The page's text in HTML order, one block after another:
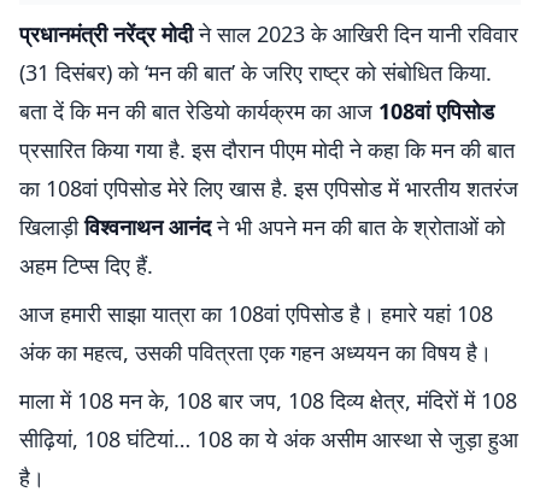
प्रधानमंत्री नरेंद्र मोदीने साल 2023 के आखिरी दिन यानी रविवार
(31 दिसंबर) को ‘मन की बात’ के जरिए राष्ट्र को संबोधित किया.
बता दें कि मन की बात रेडियो कार्यक्रम का आज 108वां एपिसोड
प्रसारित किया गया है. इस दौरान पीएम मोदी ने कहा कि मन की बात
का 108वां एपिसोड मेरे लिए खास है. इस एपिसोड में भारतीय शतरंज
खिलाड़ीविश्वनाथन आनंदने भी अपने मन की बात के श्रोताओं को
अहम टिप्स दिए हैं.
आज हमारी साझा यात्रा का 108वां एपिसोड है। हमारे यहां 108
अंक का महत्व, उसकी पवित्रता एक गहन अध्ययन का विषय है।
माला में 108 मन के, 108 बार जप, 108 दिव्य क्षेत्र, मंदिरों में 108
सीढ़ियां, 108 घंटियां… 108 का ये अंक असीम आस्था से जुड़ा हुआ
है।